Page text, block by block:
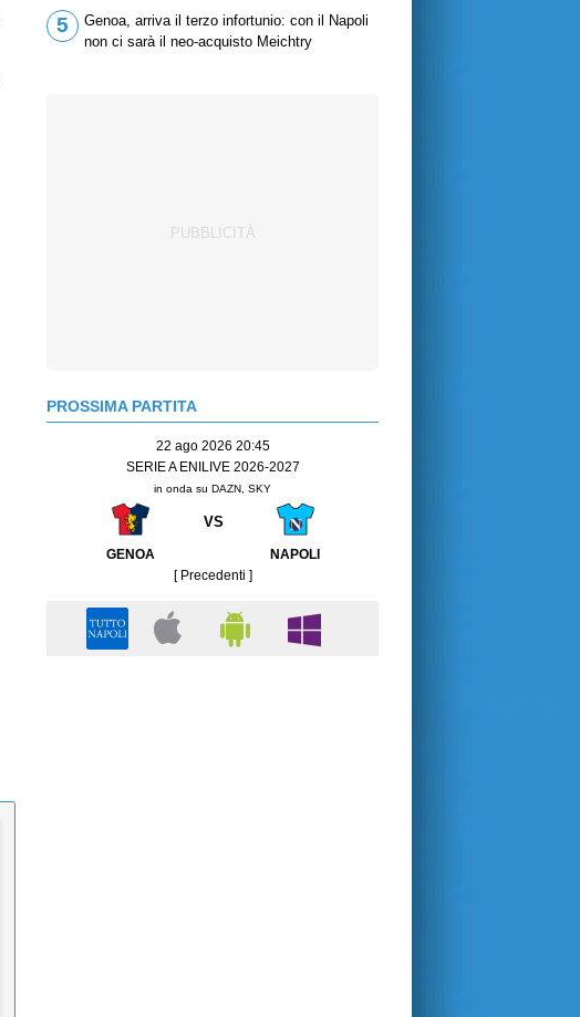
5
Genoa, arriva il terzo infortunio: con il Napoli
non ci sarà il neo-acquisto Meichtry
PROSSIMA PARTITA
22 ago 2026 20:45
SERIE A ENILIVE 2026-2027
in onda su DAZN, SKY
VS
GENOA
NAPOLI
[ Precedenti ]